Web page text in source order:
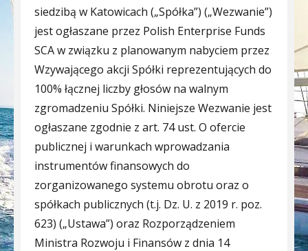
siedzibą w Katowicach („Spółka”) („Wezwanie”)
jest ogłaszane przez Polish Enterprise Funds
SCA w związku z planowanym nabyciem przez
Wzywającego akcji Spółki reprezentujących do
100% łącznej liczby głosów na walnym
zgromadzeniu Spółki. Niniejsze Wezwanie jest
ogłaszane zgodnie z art. 74 ust. O ofercie
publicznej i warunkach wprowadzania
instrumentów finansowych do
zorganizowanego systemu obrotu oraz o
spółkach publicznych (t.j. Dz. U. z 2019 r. poz.
623) („Ustawa”) oraz Rozporządzeniem
Ministra Rozwoju i Finansów z dnia 14